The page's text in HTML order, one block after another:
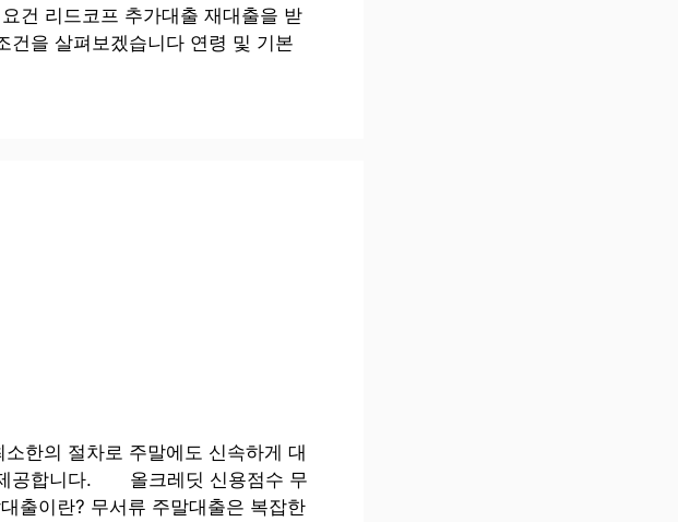
건 리드코프 추가대출 재대출을 받
건을 살펴보겠습니다 연령 및 기본
한의 절차로 주말에도 신속하게 대
제공합니다. 올크레딧 신용점수 무
출이란? 무서류 주말대출은 복잡한